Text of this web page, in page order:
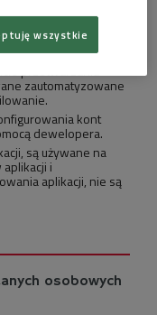
do organu
zautomatyzowane
kont
dewelopera.
są używane na
i
aplikacji, nie są
osobowych
wszystkie